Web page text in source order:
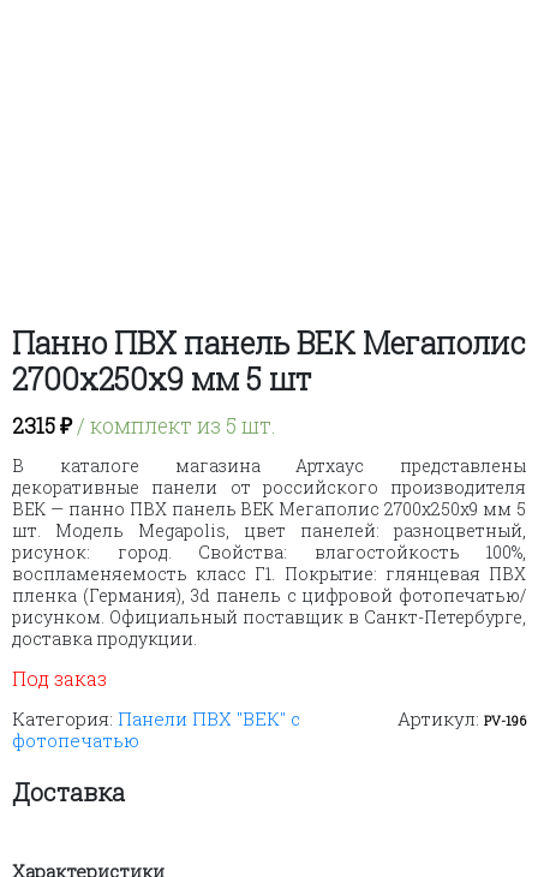
Панно ПВХ панель ВЕК Мегаполис
2700х250х9 мм 5 шт
2315₽/ комплект из 5 шт.
В каталоге магазина Артхаус представлены
декоративные панели от российского производителя
ВЕК — панно ПВХ панель ВЕК Мегаполис 2700х250х9 мм 5
шт. Модель Megapolis, цвет панелей: разноцветный,
рисунок: город. Свойства: влагостойкость 100%,
воспламеняемость класс Г1. Покрытие: глянцевая ПВХ
пленка (Германия), 3d панель с цифровой фотопечатью/
рисунком. Официальный поставщик в Санкт-Петербурге,
доставка продукции.
Под заказ
Артикул: PV-196
Категория: Панели ПВХ "ВЕК" с
фотопечатью
Доставка
Характеристики